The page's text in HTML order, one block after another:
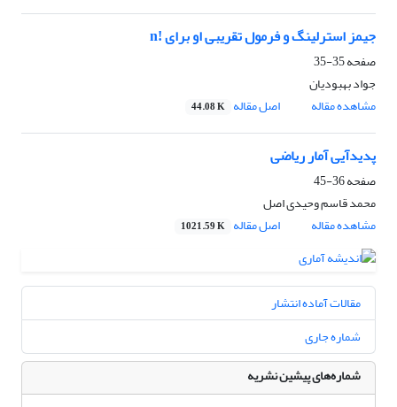
جیمز استرلینگ و فرمول تقریبی او برای !n
صفحه35-35
جواد بهبودیان
مشاهده مقاله
اصل مقاله 44.08 K
پدیدآیی آمار ریاضی
صفحه36-45
محمد قاسم وحیدی اصل
مشاهده مقاله
اصل مقاله 1021.59 K
مقالات آماده انتشار
شماره جاری
شماره‌های پیشین نشریه